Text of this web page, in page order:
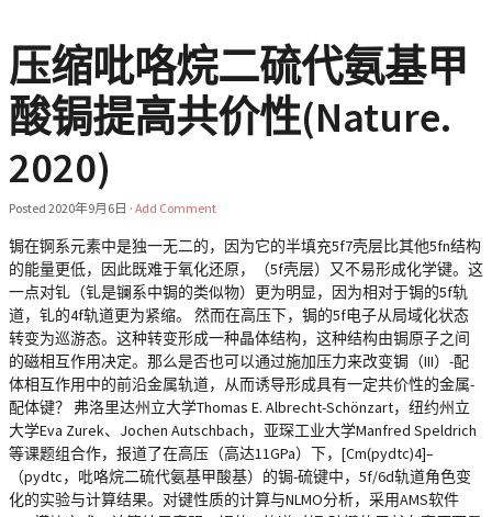
压缩吡咯烷二硫代氨基甲
酸锔提高共价性(Nature.
2020)
Posted 2020年9月6日 · Add Comment
锔在锕系元素中是独一无二的，因为它的半填充5f7壳层比其他5fn结构
的能量更低，因此既难于氧化还原，（5f壳层）又不易形成化学键。这
一点对钆（钆是镧系中锔的类似物）更为明显，因为相对于锔的5f轨
道，钆的4f轨道更为紧缩。 然而在高压下，锔的5f电子从局域化状态
转变为巡游态。这种转变形成一种晶体结构，这种结构由锔原子之间
的磁相互作用决定。那么是否也可以通过施加压力来改变锔（III）-配
体相互作用中的前沿金属轨道，从而诱导形成具有一定共价性的金属-
配体键？ 弗洛里达州立大学Thomas E. Albrecht-Schönzart，纽约州立
大学Eva Zurek、Jochen Autschbach，亚琛工业大学Manfred Speldrich
等课题组合作，报道了在高压（高达11GPa）下，[Cm(pydtc)4]–
（pydtc，吡咯烷二硫代氨基甲酸基）的锔-硫键中，5f/6d轨道角色变
化的实验与计算结果。对键性质的计算与NLMO分析，采用AMS软件